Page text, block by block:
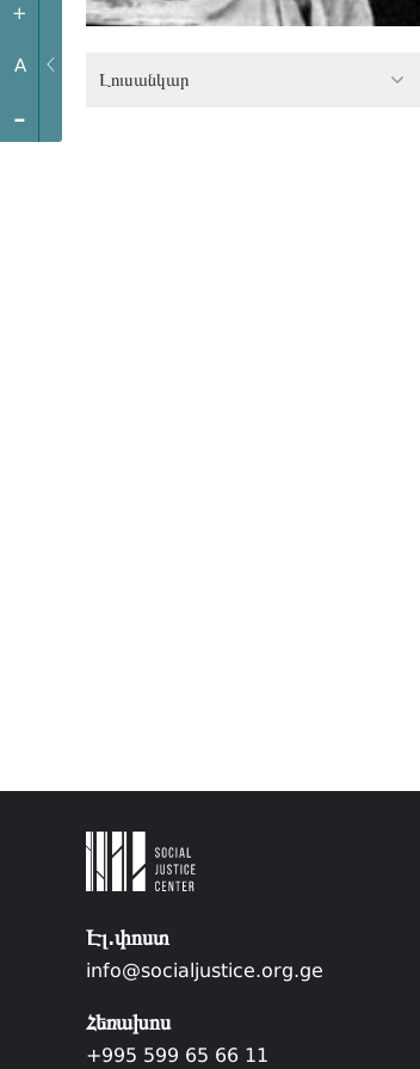
+
A
-
Լուսանկար
Էլ.փոստ
info@socialjustice.org.ge
Հեռախոս
+995 599 65 66 11